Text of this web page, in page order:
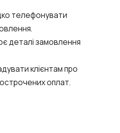
телефонувати
деталі замовлення
клієнтам про
оплат.